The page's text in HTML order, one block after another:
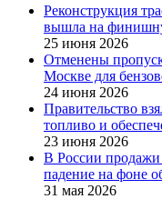
Реконструкция
вышла на
25 июня 2026
Отменены
Москве для
24 июня 2026
Правительство
топливо и
23 июня 2026
В России продажи
падение на фоне
31 мая 2026